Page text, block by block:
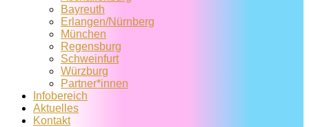
Bayreuth
Erlangen/Nürnberg
München
Regensburg
Schweinfurt
Würzburg
Partner*innen
Infobereich
Aktuelles
Kontakt